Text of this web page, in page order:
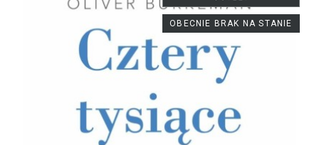
OBECNIE BRAK NA STANIE